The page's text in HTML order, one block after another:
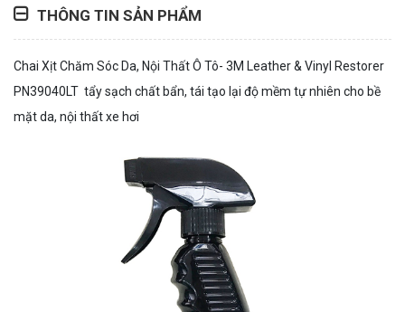
THÔNG TIN SẢN PHẨM
Chai Xịt Chăm Sóc Da, Nội Thất Ô Tô- 3M Leather & Vinyl Restorer
PN39040LT tẩy sạch chất bẩn, tái tạo lại độ mềm tự nhiên cho bề
mặt da, nội thất xe hơi